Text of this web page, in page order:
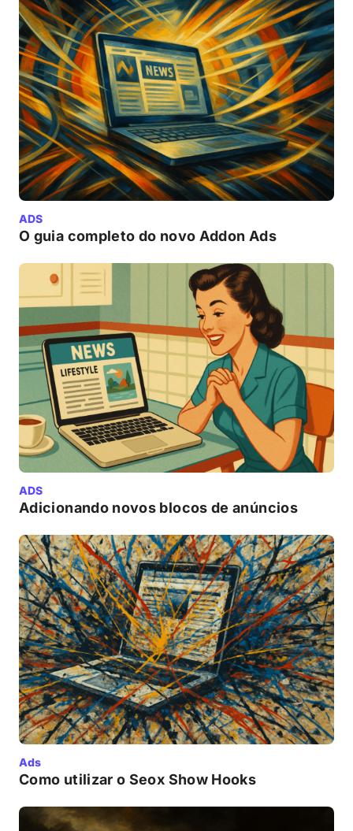
ADS
O guia completo do novo Addon Ads
ADS
Adicionando novos blocos de anúncios
Ads
Como utilizar o Seox Show Hooks